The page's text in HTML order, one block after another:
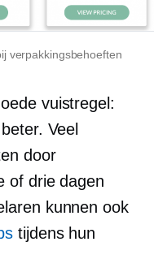
verpakkingsbehoeften
vuistregel:
Veel
door
of drie dagen
kunnen ook
tijdens hun